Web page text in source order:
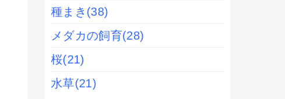
種まき (38)
メダカの飼育(28)
桜(21)
水草(21)